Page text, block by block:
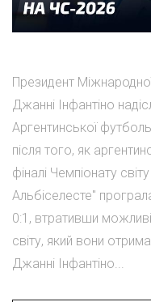
Президент
Джанні Інфантіно
Аргентинської
після того, як
фіналі Чемпіонату
Альбіселесте"
0:1, втративши
світу, який вони
Джанні Інфантіно...